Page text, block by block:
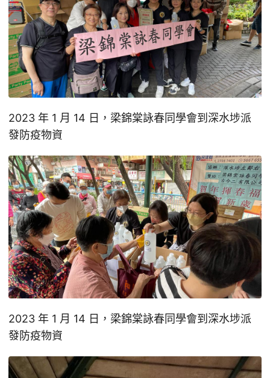
2023 年 1 月 14 日，梁錦棠詠春同學會到深水埗派
發防疫物資
2023 年 1 月 14 日，梁錦棠詠春同學會到深水埗派
發防疫物資